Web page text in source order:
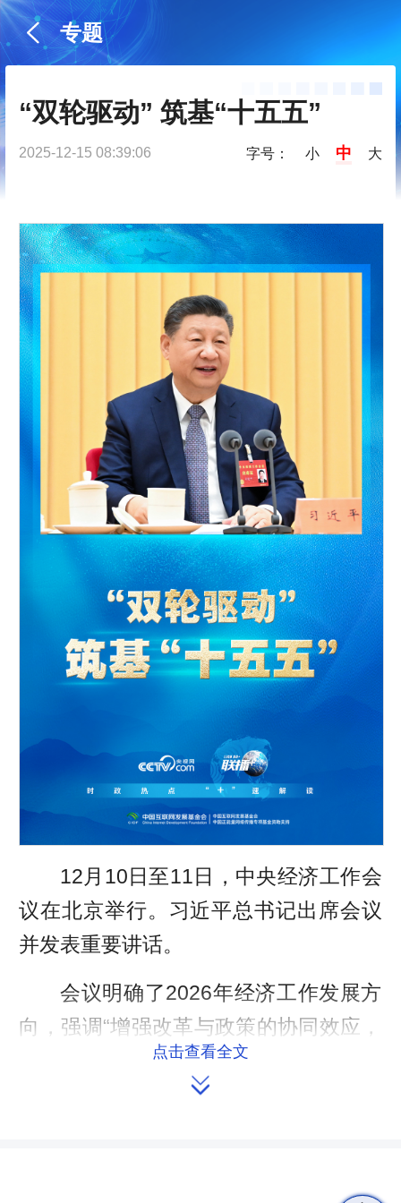
专题
“双轮驱动” 筑基“十五五”
2025-12-15 08:39:06 字号： 小 中 大
12月10日至11日，中央经济工作会
议在北京举行。习近平总书记出席会议
并发表重要讲话。
会议明确了2026年经济工作发展方
向，强调“增强改革与政策的协同效应，
推动经济运行和市场预期持续向好”。
点击查看全文
